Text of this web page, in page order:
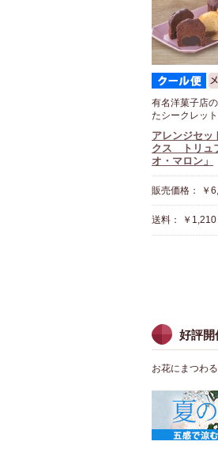
有名洋菓子店
たシークレッ
アレンジセッ
クス トリュ
オ・マロン」
販売価格： ￥
送料： ￥1,210
好評開
お花にまつわ